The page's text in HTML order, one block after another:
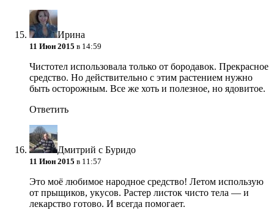
Ирина
11 Июн 2015 в 14:59
Чистотел использовала только от бородавок. Прекрасное
средство. Но действительно с этим растением нужно
быть осторожным. Все же хоть и полезное, но ядовитое.
Ответить
Дмитрий с Буридо
11 Июн 2015 в 11:57
Это моё любимое народное средство! Летом использую
от прыщиков, укусов. Растер листок чисто тела — и
лекарство готово. И всегда помогает.